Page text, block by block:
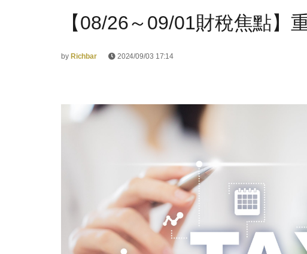
【08/26～09/01財稅焦點】
by Richbar 2024/09/03 17:14